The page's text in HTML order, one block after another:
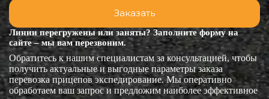
Линии перегружены или заняты? Заполните форму на
сайте – мы вам перезвоним.
Обратитесь к нашим специалистам за консультацией, чтобы
получить актуальные и выгодные параметры заказа
перевозка прицепов экспедирование. Мы оперативно
обработаем ваш запрос и предложим наиболее эффективное